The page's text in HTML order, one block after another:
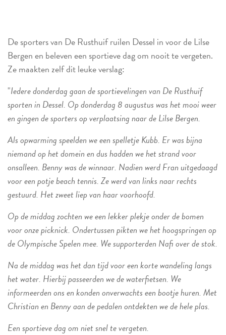
De sporters van De Rusthuif ruilen Dessel in voor de Lilse
Bergen en beleven een sportieve dag om nooit te vergeten.
Ze maakten zelf dit leuke verslag:
"Iedere donderdag gaan de sportievelingen van De Rusthuif
sporten in Dessel. Op donderdag 8 augustus was het mooi weer
en gingen de sporters op verplaatsing naar de Lilse Bergen.
Als opwarming speelden we een spelletje Kubb. Er was bijna
niemand op het domein en dus hadden we het strand voor
onsalleen. Benny was de winnaar. Nadien werd Fran uitgedaagd
voor een potje beach tennis. Ze werd van links naar rechts
gestuurd. Het zweet liep van haar voorhoofd.
Op de middag zochten we een lekker plekje onder de bomen
voor onze picknick. Ondertussen pikten we het hoogspringen op
de Olympische Spelen mee. We supporterden Nafi over de stok.
Na de middag was het dan tijd voor een korte wandeling langs
het water. Hierbij passeerden we de waterfietsen. We
informeerden ons en konden onverwachts een bootje huren. Met
Christian en Benny aan de pedalen ontdekten we de hele plas.
Een sportieve dag om niet snel te vergeten.